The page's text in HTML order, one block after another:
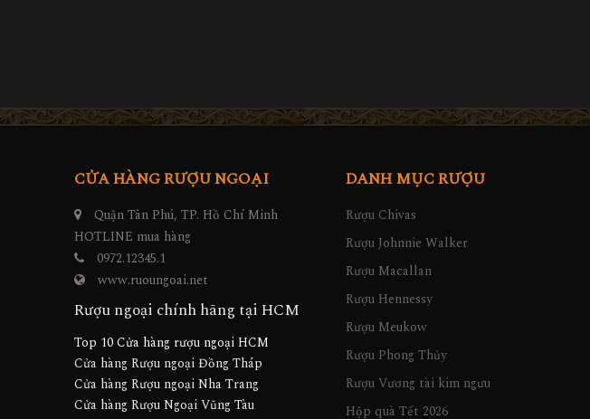
CỬA HÀNG RƯỢU NGOẠI
Quận Tân Phú, TP. Hồ Chí Minh
HOTLINE mua hàng
0972.12345.1
www.ruoungoai.net
Rượu ngoại chính hãng tại HCM
Top 10 Cửa hàng rượu ngoại HCM
Cửa hàng Rượu ngoại Đồng Tháp
Cửa hàng Rượu ngoại Nha Trang
Cửa hàng Rượu Ngoại Vũng Tàu
DANH MỤC RƯỢU
Rượu Chivas
Rượu Johnnie Walker
Rượu Macallan
Rượu Hennessy
Rượu Meukow
Rượu Phong Thủy
Rượu Vương tài kim ngưu
Hộp quà Tết 2026